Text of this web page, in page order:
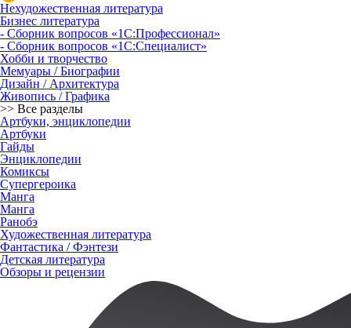
Нехудожественная литература
Бизнес литература
- Сборник вопросов «1С:Профессионал»
- Сборник вопросов «1С:Специалист»
Хобби и творчество
Мемуары / Биографии
Дизайн / Архитектура
Живопись / Графика
>> Все разделы
Артбуки, энциклопедии
Артбуки
Гайды
Энциклопедии
Комиксы
Супергероика
Манга
Манга
Ранобэ
Художественная литература
Фантастика / Фэнтези
Детская литература
Обзоры и рецензии